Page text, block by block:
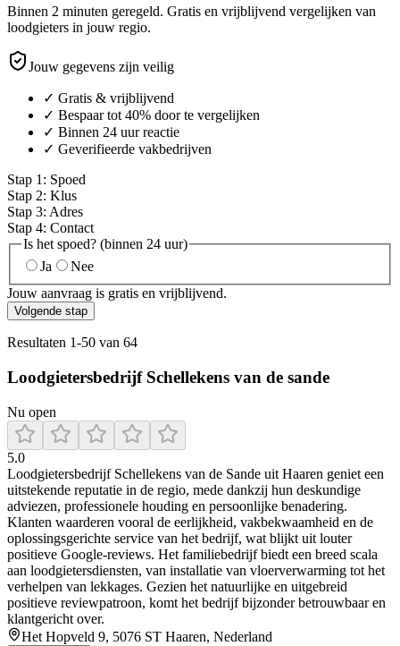
Binnen 2 minuten geregeld. Gratis en vrijblijvend vergelijken van
loodgieters in jouw regio.
Jouw gegevens zijn veilig
✓ Gratis & vrijblijvend
✓ Bespaar tot 40% door te vergelijken
✓ Binnen 24 uur reactie
✓ Geverifieerde vakbedrijven
Stap 1 : Spoed
Stap 2: Klus
Stap 3: Adres
Stap 4: Contact
Is het spoed? (binnen 24 uur)
Ja
Nee
Jouw aanvraag is gratis en vrijblijvend.
Volgende stap
Resultaten 1-50 van 64
Loodgietersbedrijf Schellekens van de sande
Nu open
5.0
Loodgietersbedrijf Schellekens van de Sande uit Haaren geniet een
uitstekende reputatie in de regio, mede dankzij hun deskundige
adviezen, professionele houding en persoonlijke benadering.
Klanten waarderen vooral de eerlijkheid, vakbekwaamheid en de
oplossingsgerichte service van het bedrijf, wat blijkt uit louter
positieve Google-reviews. Het familiebedrijf biedt een breed scala
aan loodgietersdiensten, van installatie van vloerverwarming tot het
verhelpen van lekkages. Gezien het natuurlijke en uitgebreid
positieve reviewpatroon, komt het bedrijf bijzonder betrouwbaar en
klantgericht over.
Het Hopveld 9, 5076 ST Haaren, Nederland